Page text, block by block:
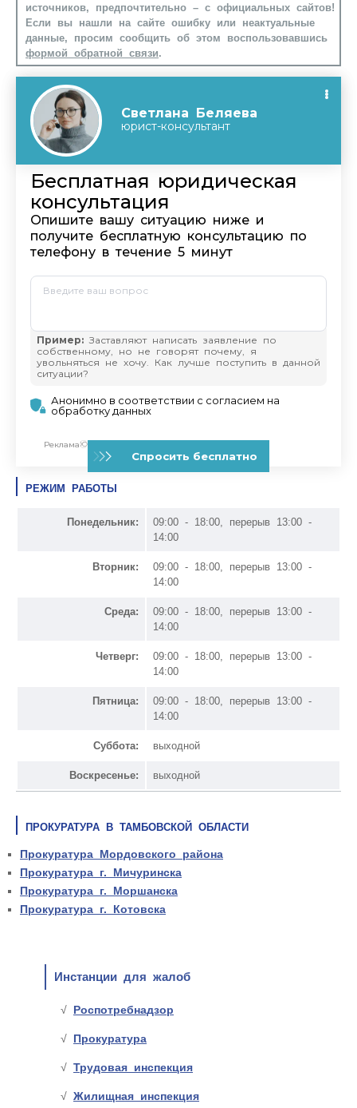
источников, предпочтительно – с официальных сайтов!
Если вы нашли на сайте ошибку или неактуальные
данные, просим сообщить об этом воспользовавшись
формой обратной связи.
РЕЖИМ РАБОТЫ
Понедельник:
09:00 - 18:00, перерыв 13:00 -
14:00
Вторник:
09:00 - 18:00, перерыв 13:00 -
14:00
Среда:
09:00 - 18:00, перерыв 13:00 -
14:00
Четверг:
09:00 - 18:00, перерыв 13:00 -
14:00
Пятница:
09:00 - 18:00, перерыв 13:00 -
14:00
Суббота: выходной
Воскресенье: выходной
ПРОКУРАТУРА В ТАМБОВСКОЙ ОБЛАСТИ
Прокуратура Мордовского района
Прокуратура г. Мичуринска
Прокуратура г. Моршанска
Прокуратура г. Котовска
Инстанции для жалоб
Роспотребнадзор
Прокуратура
Трудовая инспекция
Жилищная инспекция